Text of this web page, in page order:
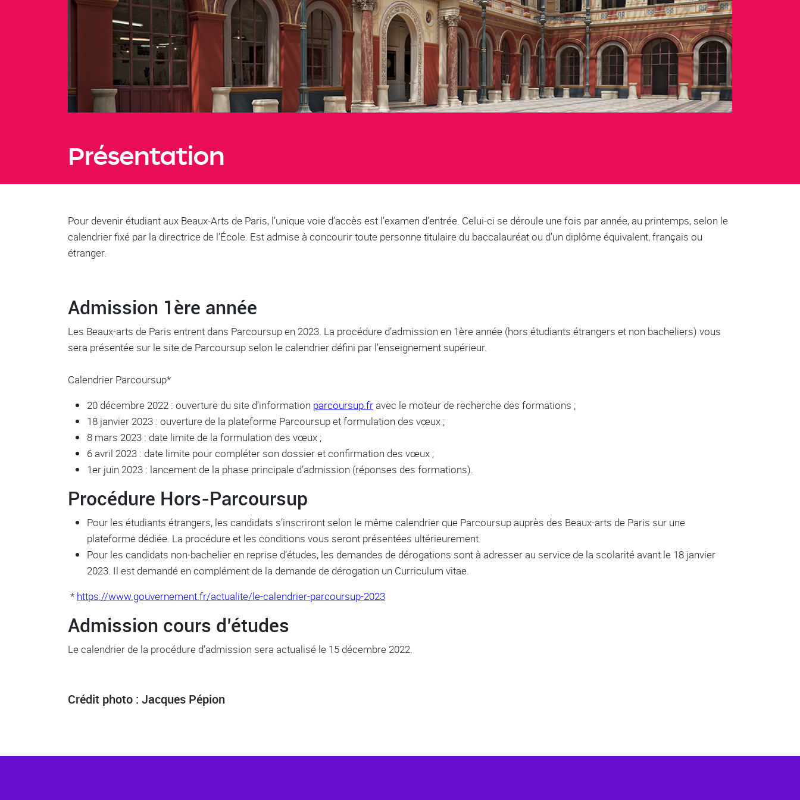
Présentation
Pour devenir étudiant aux Beaux-Arts de Paris, l’unique voie d’accès est l’examen d’entrée. Celui-ci se déroule une fois par année, au printemps, selon le
calendrier fixé par la directrice de l’École. Est admise à concourir toute personne titulaire du baccalauréat ou d’un diplôme équivalent, français ou
étranger.
Admission 1ère année
Les Beaux-arts de Paris entrent dans Parcoursup en 2023. La procédure d’admission en 1ère année (hors étudiants étrangers et non bacheliers) vous
sera présentée sur le site de Parcoursup selon le calendrier défini par l’enseignement supérieur.
Calendrier Parcoursup*
20 décembre 2022 : ouverture du site d’information parcoursup.fravec le moteur de recherche des formations ;
18 janvier 2023 : ouverture de la plateforme Parcoursup et formulation des vœux ;
8 mars 2023 : date limite de la formulation des vœux ;
6 avril 2023 : date limite pour compléter son dossier et confirmation des vœux ;
1er juin 2023 : lancement de la phase principale d’admission (réponses des formations).
Procédure Hors-Parcoursup
Pour les étudiants étrangers, les candidats s’inscriront selon le même calendrier que Parcoursup auprès des Beaux-arts de Paris sur une
plateforme dédiée. La procédure et les conditions vous seront présentées ultérieurement.
Pour les candidats non-bachelier en reprise d’études, les demandes de dérogations sont à adresser au service de la scolarité avant le 18 janvier
2023. Il est demandé en complément de la demande de dérogation un Curriculum vitae.
* https://www.gouvernement.fr/actualite/le-calendrier-parcoursup-2023
Admission cours d’études
Le calendrier de la procédure d’admission sera actualisé le 15 décembre 2022.
Crédit photo : Jacques Pépion